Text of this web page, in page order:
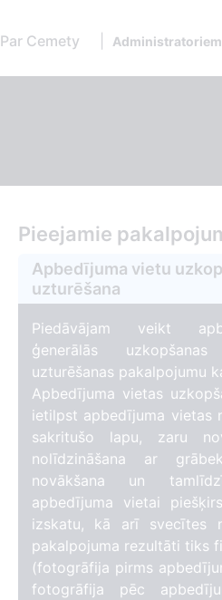
Par Cemety Administratoriem
Pieejamie
Apbedījuma vietu
uzturēšana
Piedāvājam veikt
ģenerālās
uzturēšanas pakalpojumu
Apbedījuma vietas
ietilpst apbedījuma vietas
sakritušo lapu, zaru
nolīdzināšana ar
novākšana un
apbedījuma vietai
izskatu, kā arī svecītes
pakalpojuma rezultāti tiks
(fotogrāfija pirms
fotogrāfija pēc